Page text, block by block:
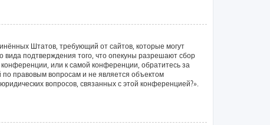
Штатов, требующий от сайтов, которые могут
подтверждения того, что опекуны разрешают сбор
или к самой конференции, обратитесь за
правовым вопросам и не является объектом
вопросов, связанных с этой конференцией?».